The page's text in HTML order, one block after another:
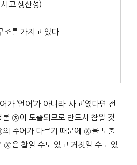
고 생산성)
조를 가지고 있다
가 ‘언어’가 아니라 ‘사고’였다면 전
㉨이 도출되므로 반드시 참일 것
의 주어가 다르기 때문에 ㉨을 도출
㉨은 참일 수도 있고 거짓일 수도 있